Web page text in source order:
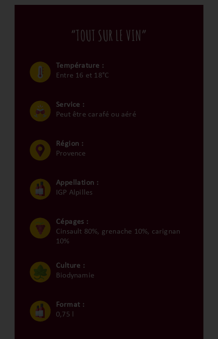
“TOUT SUR LE VIN”
Température :
Entre 16 et 18°C
Service :
Peut être carafé ou aéré
Région :
Provence
Appellation :
IGP Alpilles
Cépages :
Cinsault 80%, grenache 10%, carignan
10%
Culture :
Biodynamie
Format :
0,75 l